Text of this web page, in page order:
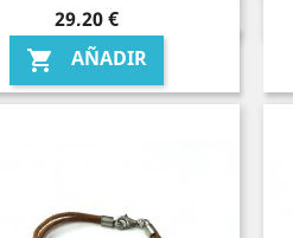
Precio
29,20 €
 AÑADIR